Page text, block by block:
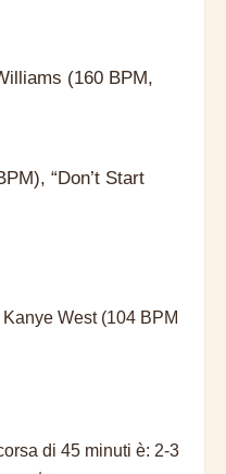
(160 BPM,
“Don’t Start
West (104 BPM
di 45 minuti è: 2-3